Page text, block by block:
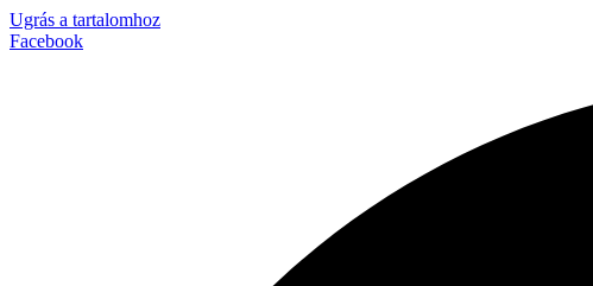
Ugrás a tartalomhoz
Facebook